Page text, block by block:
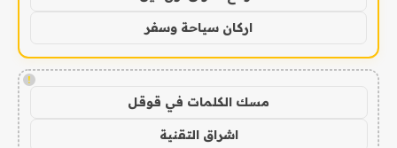
اركان سياحة وسفر
!
مسك الكلمات في قوقل
اشراق التقنية